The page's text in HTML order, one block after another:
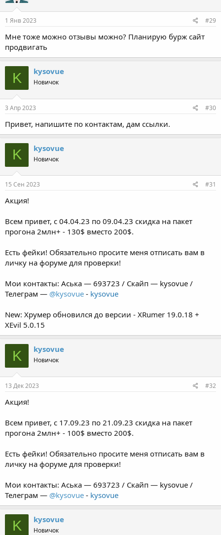
1 Янв 2023 #29
Мне тоже можно отзывы можно? Планирую бурж сайт
продвигать
K kysovue
Новичок
3 Апр 2023 #30
Привет, напишите по контактам, дам ссылки.
K kysovue
Новичок
15 Сен 2023 #31
Акция!
Всем привет, с 04.04.23 по 09.04.23 скидка на пакет
прогона 2млн+ - 130$ вместо 200$.
Есть фейки! Обязательно просите меня отписать вам в
личку на форуме для проверки!
Мои контакты: Аська — 693723 / Скайп — kysovue /
Телеграм — @kysovue - kysovue
New: Хрумер обновился до версии - XRumer 19.0.18 +
XEvil 5.0.15
K kysovue
Новичок
13 Дек 2023 #32
Акция!
Всем привет, с 17.09.23 по 21.09.23 скидка на пакет
прогона 2млн+ - 100$ вместо 200$.
Есть фейки! Обязательно просите меня отписать вам в
личку на форуме для проверки!
Мои контакты: Аська — 693723 / Скайп — kysovue /
Телеграм — @kysovue - kysovue
K kysovue
Новичок